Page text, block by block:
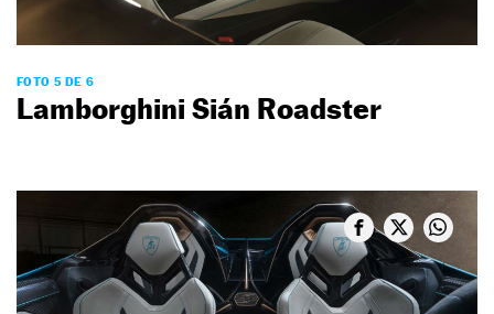
FOTO 5 DE 6
Lamborghini Sián Roadster